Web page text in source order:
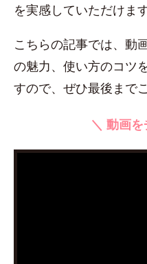
を実感していただけます
こちらの記事では、動
の魅力、使い方のコツ
すので、ぜひ最後まで
＼ 動画